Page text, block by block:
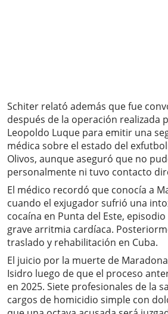
Schiter relató además que fue
después de la operación realizada
Leopoldo Luque para emitir una
médica sobre el estado del
Olivos, aunque aseguró que no
personalmente ni tuvo contacto
El médico recordó que conocía a
cuando el exjugador sufrió una
cocaína en Punta del Este,
grave arritmia cardíaca.
traslado y rehabilitación en Cuba.
El juicio por la muerte de
Isidro luego de que el proceso
en 2025. Siete profesionales de la
cargos de homicidio simple con